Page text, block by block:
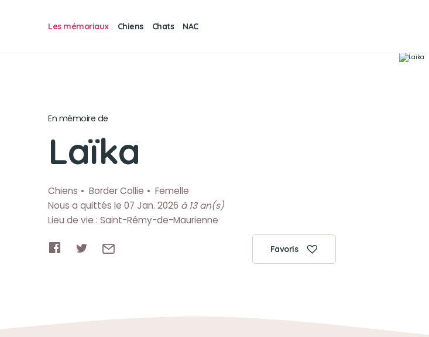
Les mémoriaux Chiens Chats NAC
En mémoire de
Laïka
Chiens Border Collie
Femelle
Nous a quittés le 07 Jan. 2026 à 13 an(s)
Lieu de vie : Saint-Rémy-de-Maurienne
Favoris